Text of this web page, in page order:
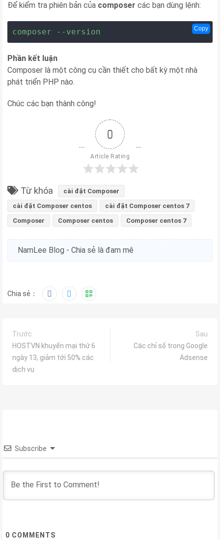
Để kiểm tra phiên bản của composer các bạn dùng lệnh:
composer --version Copy
Phần kết luận
Composer là một công cụ cần thiết cho bất kỳ một nhà
phát triển PHP nào.
Chúc các bạn thành công!
0
Article Rating
Từ khóa
cài đặt Composer
cài đặt Composer centos
cài đặt Composer centos 7
Composer
Composer centos Composer centos 7
NamLee Blog - Chia sẻ là đam mê
Chia sẻ：
Trước
HOSTVN khuyến mại thứ 6
ngày 13, giảm tới 50% các
dịch vụ
Sau
Các chỉ số trong Google
Adsense
Subscribe
0 COMMENTS